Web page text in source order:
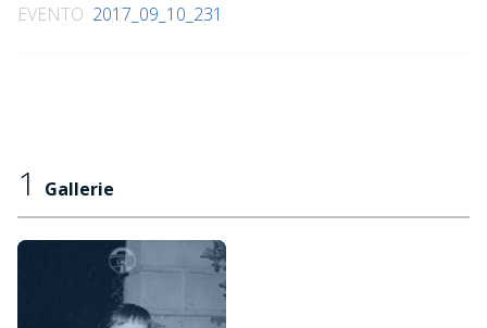
EVENTO 2017_09_10_231
1 Gallerie